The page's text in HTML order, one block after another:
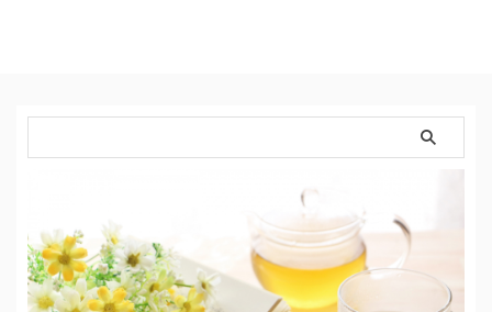
のが苦手になったり、人と面と向
ってしまったり。。 「くすみ」
を取り …